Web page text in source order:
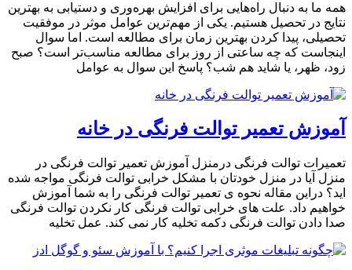
همه ما به دنبال راه‌هایی برای افزایش بهره‌وری و دستیابی به بهترین
نتایج در تحصیل هستیم. یکی از مهم‌ترین عوامل موثر در موفقیت
تحصیلی، پیدا کردن بهترین زمان برای مطالعه است. اما سوال
اینجاست که چه ساعتی از روز برای مطالعه مناسب‌تر است؟ صبح
زود، ظهر، یا شاید هم شب؟ پاسخ این سوال به عوامل
آموزش تعمیر توالت فرنگی در خانه
تعمیرات توالت فرنگی درمنزل آموزش تعمیر توالت فرنگی در
منزل آیا در منزل خودتان با مشکل خرابی توالت فرنگی مواجه شده
اید؟ دراین مقاله نحوه ی تعمیر توالت فرنگی را به شما آموزش
خواهیم داد. علت های خرابی توالت فرنگی کار نکردن توالت فرنگی
صدا دادن توالت فرنگی دکمه تخلیه کار نمی کند. عمل تخلیه